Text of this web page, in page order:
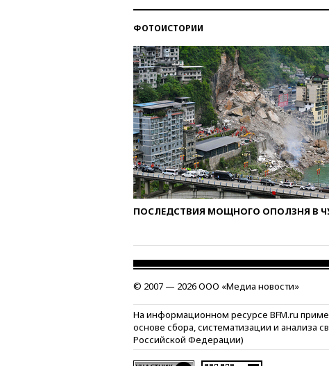
ФОТОИСТОРИИ
ПОСЛЕДСТВИЯ МОЩНОГО ОПОЛЗНЯ В
© 2007 — 2026 ООО «Медиа новости»
На информационном ресурсе BFM.ru
основе сбора, систематизации и анализа
Российской Федерации)